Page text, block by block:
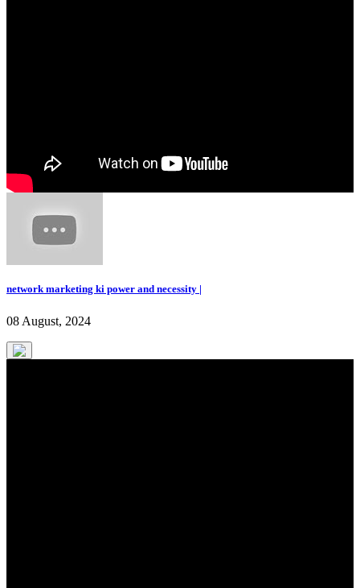
network marketing ki power and necessity |
08 August, 2024